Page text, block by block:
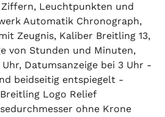
Leuchtpunkten und
Automatik Chronograph,
Zeugnis, Kaliber Breitling 13,
von Stunden und Minuten,
Datumsanzeige bei 3 Uhr -
beidseitig entspiegelt -
Logo Relief
ohne Krone